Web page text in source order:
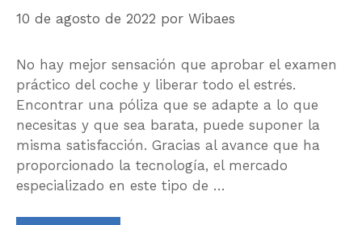
10 de agosto de 2022 por Wibaes
No hay mejor sensación que aprobar el examen
práctico del coche y liberar todo el estrés.
Encontrar una póliza que se adapte a lo que
necesitas y que sea barata, puede suponer la
misma satisfacción. Gracias al avance que ha
proporcionado la tecnología, el mercado
especializado en este tipo de …